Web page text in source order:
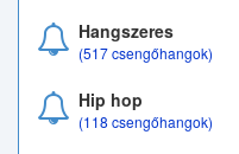
Hangszeres
(517 csengőhangok)
Hip hop
(118 csengőhangok)